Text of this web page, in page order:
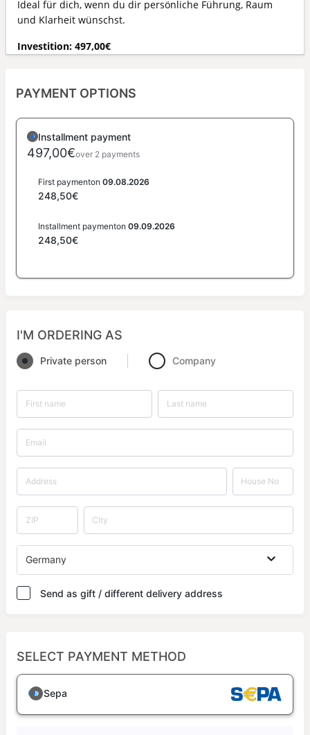
Ideal für dich, wenn du dir persönliche Führung, Raum
und Klarheit wünschst.
Investition: 497,00€
PAYMENT OPTIONS
Installment payment
497,00€over 2 payments
First paymenton 09.08.2026
248,50€
Installment paymenton 09.09.2026
248,50€
I'M ORDERING AS
Private person Company
Germany
Send as gift / different delivery address
SELECT PAYMENT METHOD
Sepa